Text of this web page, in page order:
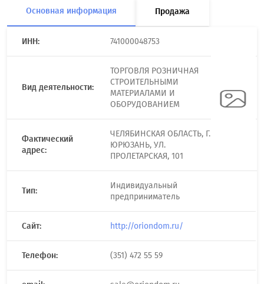
Основная информация Продажа
ИНН: 741000048753
Вид деятельности:
ТОРГОВЛЯ РОЗНИЧНАЯ
СТРОИТЕЛЬНЫМИ
МАТЕРИАЛАМИ И
ОБОРУДОВАНИЕМ
Фактический
адрес:
ЧЕЛЯБИНСКАЯ ОБЛАСТЬ, Г.
ЮРЮЗАНЬ, УЛ.
ПРОЛЕТАРСКАЯ, 101
Тип:
Индивидуальный
предприниматель
Сайт: http://oriondom.ru/
Телефон: (351) 472 55 59